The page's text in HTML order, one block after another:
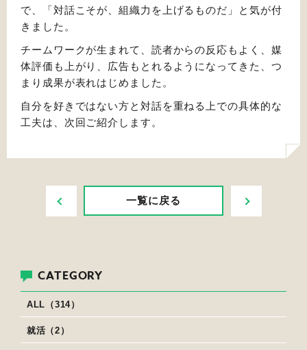
で、「対話こそが、組織力を上げるものだ」と気が付
きました。
チームワークが生まれて、読者からの反応もよく、媒
体評価も上がり、広告もとれるようになってきた、つ
まり成果が表れはじめました。
自分を好きではない方と対話を重ねる上での具体的な
工夫は、次回ご紹介します。
一覧に戻る
CATEGORY
ALL（314）
就活（2）